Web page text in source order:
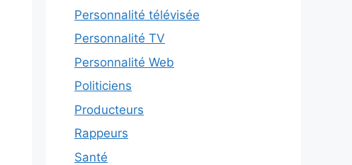
Personnalité télévisée
Personnalité TV
Personnalité Web
Politiciens
Producteurs
Rappeurs
Santé